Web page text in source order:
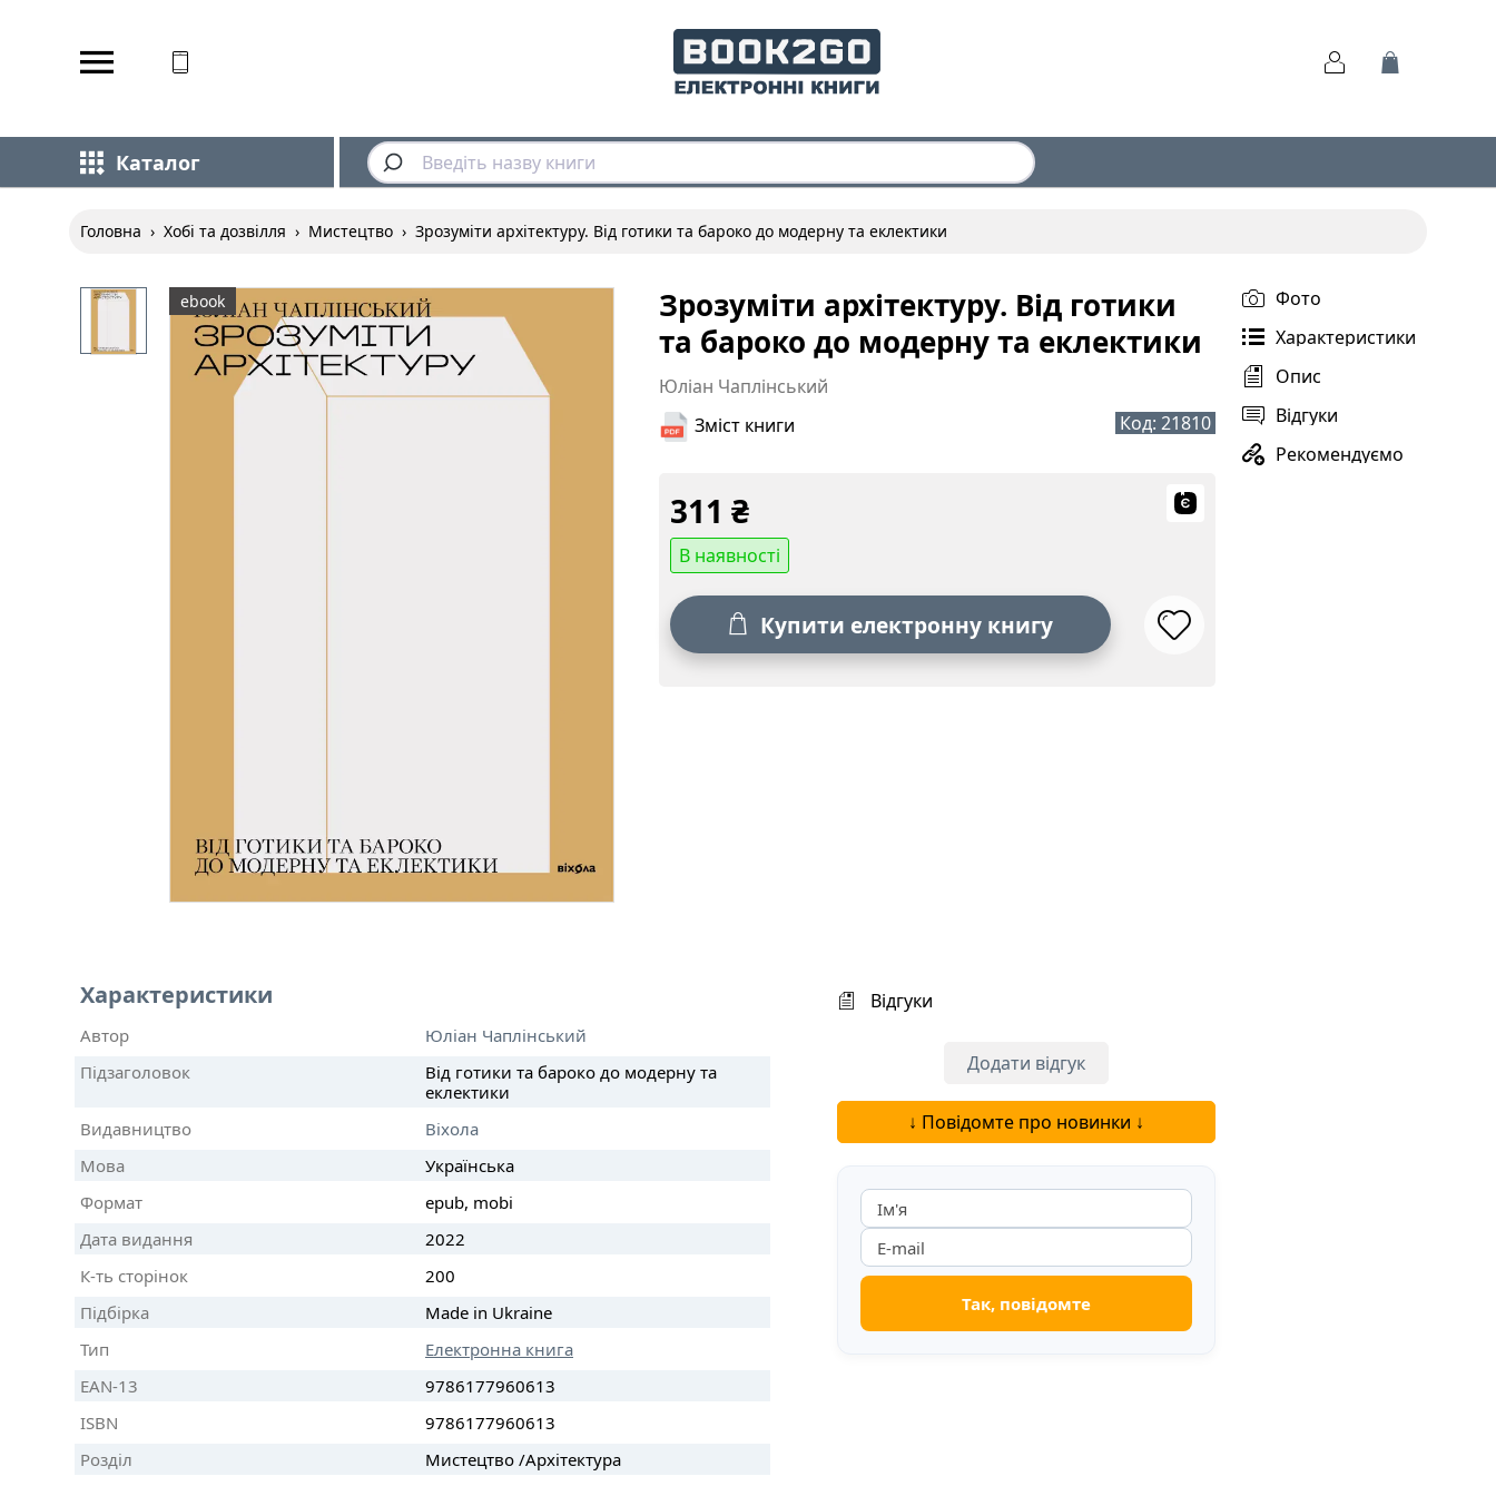
Каталог
Головна › Хобі та дозвілля › Мистецтво › Зрозуміти архітектуру. Від готики та бароко до модерну та еклектики
Фото
Характеристики
Опис
Відгуки
Рекомендуємо
ebook
Зрозуміти архітектуру. Від готики
та бароко до модерну та еклектики
Юліан Чаплінський
Код: 21810
Зміст книги
311 ₴
В наявності
Купити електронну книгу
Характеристики
Автор
Юліан Чаплінський
Підзаголовок
Від готики та бароко до модерну та
еклектики
Видавництво
Віхола
Мова
Українська
Формат
epub, mobi
Дата видання
2022
К-ть сторінок
200
Підбірка
Made in Ukraine
Тип
Електронна книга
EAN-13
9786177960613
ISBN
9786177960613
Розділ
Мистецтво /Архітектура
Відгуки
Додати відгук
↓ Повідомте про новинки ↓